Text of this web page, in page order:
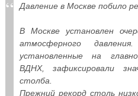
Давление в Москве побило
В Москве установлен
атмосферного
установленные на
ВДНХ, зафиксировали
столба.
Прежний рекорд столь